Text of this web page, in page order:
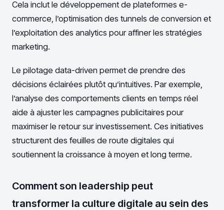
Cela inclut le développement de plateformes e-
commerce, l’optimisation des tunnels de conversion et
l’exploitation des analytics pour affiner les stratégies
marketing.
Le pilotage data-driven permet de prendre des
décisions éclairées plutôt qu’intuitives. Par exemple,
l’analyse des comportements clients en temps réel
aide à ajuster les campagnes publicitaires pour
maximiser le retour sur investissement. Ces initiatives
structurent des feuilles de route digitales qui
soutiennent la croissance à moyen et long terme.
Comment son leadership peut
transformer la culture digitale au sein des